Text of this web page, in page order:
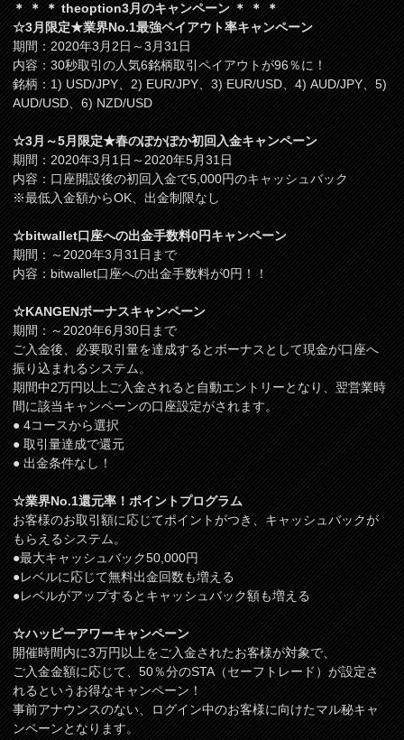
＊ ＊ ＊ theoption3月のキャンペーン ＊ ＊ ＊
☆3月限定★業界No.1最強ペイアウト率キャンペーン
期間：2020年3月2日～3月31日
内容：30秒取引の人気6銘柄取引ペイアウトが96％に！
銘柄：1) USD/JPY、2) EUR/JPY、3) EUR/USD、4) AUD/JPY、5)
AUD/USD、6) NZD/USD
☆3月～5月限定★春のぽかぽか初回入金キャンペーン
期間：2020年3月1日～2020年5月31日
内容：口座開設後の初回入金で5,000円のキャッシュバック
※最低入金額からOK、出金制限なし
☆bitwallet口座への出金手数料0円キャンペーン
期間：～2020年3月31日まで
内容：bitwallet口座への出金手数料が0円！！
☆KANGENボーナスキャンペーン
期間：～2020年6月30日まで
ご入金後、必要取引量を達成するとボーナスとして現金が口座へ
振り込まれるシステム。
期間中2万円以上ご入金されると自動エントリーとなり、翌営業時
間に該当キャンペーンの口座設定がされます。
● 4コースから選択
● 取引量達成で還元
● 出金条件なし！
☆業界No.1還元率！ポイントプログラム
お客様のお取引額に応じてポイントがつき、キャッシュバックが
もらえるシステム。
●最大キャッシュバック50,000円
●レベルに応じて無料出金回数も増える
●レベルがアップするとキャッシュバック額も増える
☆ハッピーアワーキャンペーン
開催時間内に3万円以上をご入金されたお客様が対象で、
ご入金金額に応じて、50％分のSTA（セーフトレード）が設定さ
れるというお得なキャンペーン！
事前アナウンスのない、ログイン中のお客様に向けたマル秘キャ
ンペーンとなります。